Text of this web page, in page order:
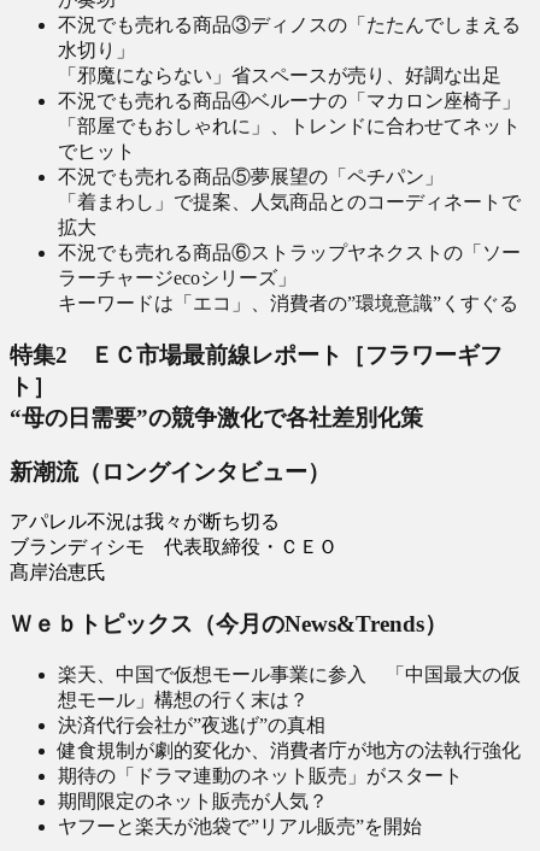
不況でも売れる商品③ディノスの「たたんでしまえる
水切り」
「邪魔にならない」省スペースが売り、好調な出足
不況でも売れる商品④ベルーナの「マカロン座椅子」
「部屋でもおしゃれに」、トレンドに合わせてネット
でヒット
不況でも売れる商品⑤夢展望の「ペチパン」
「着まわし」で提案、人気商品とのコーディネートで
拡大
不況でも売れる商品⑥ストラップヤネクストの「ソー
ラーチャージecoシリーズ」
キーワードは「エコ」、消費者の”環境意識”くすぐる
特集2 ＥＣ市場最前線レポート［フラワーギフ
ト］
“母の日需要”の競争激化で各社差別化策
新潮流（ロングインタビュー）
アパレル不況は我々が断ち切る
ブランディシモ 代表取締役・ＣＥＯ
髙岸治恵氏
Ｗｅｂトピックス（今月のNews&Trends）
楽天、中国で仮想モール事業に参入 「中国最大の仮
想モール」構想の行く末は？
決済代行会社が”夜逃げ”の真相
健食規制が劇的変化か、消費者庁が地方の法執行強化
期待の「ドラマ連動のネット販売」がスタート
期間限定のネット販売が人気？
ヤフーと楽天が池袋で”リアル販売”を開始